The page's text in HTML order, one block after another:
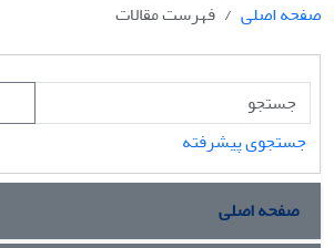
صفحه اصلی
فهرست مقالات
جستجوی پیشرفته
صفحه اصلی